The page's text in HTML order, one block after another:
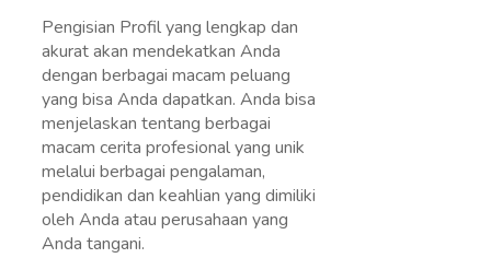
Pengisian Profil yang lengkap dan
akurat akan mendekatkan Anda
dengan berbagai macam peluang
yang bisa Anda dapatkan. Anda bisa
menjelaskan tentang berbagai
macam cerita profesional yang unik
melalui berbagai pengalaman,
pendidikan dan keahlian yang dimiliki
oleh Anda atau perusahaan yang
Anda tangani.